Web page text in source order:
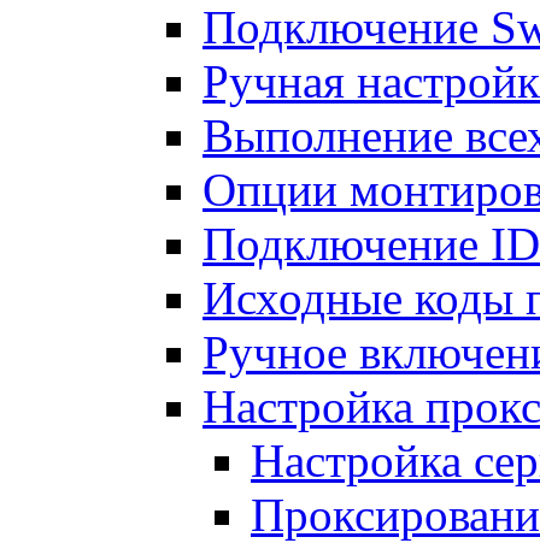
Подключение
Ручная
Выполнение
Опции
Подключение
Исходные коды
Ручное
Настройка
Настройка